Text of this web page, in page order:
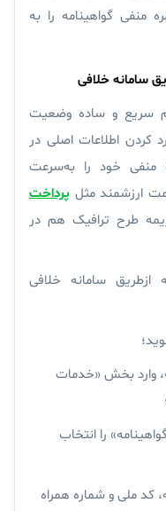
منفی گواهینامه را به
سریع و ساده وضعیت
کردن اطلاعات اصلی در
منفی خود را به‌سرعت
ارزشمند مثل پرداخت
طرح ترافیک هم در
ازطریق سامانه خلافی
وارد بخش «خدمات
» را انتخاب
کد ملی و شماره همراه